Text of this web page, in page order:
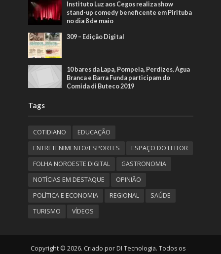
Instituto Luz aos Cegos realiza show
stand-up comedy beneficente em Pirituba
no dia 8 de maio
309 – Edição Digital
10 bares da Lapa, Pompeia, Perdizes, Água
Branca e Barra Funda participam do
Comida di Buteco 2019
Tags
COTIDIANO
EDUCAÇÃO
ENTRETENIMENTO/ESPORTES
ESPAÇO DO LEITOR
FOLHA NOROESTE DIGITAL
GASTRONOMIA
NOTÍCIAS EM DESTAQUE
OPINIÃO
POLÍTICA E ECONOMIA
REGIONAL
SAÚDE
TURISMO
VÍDEOS
Copyright © 2026. Criado por DI Tecnologia. Todos os